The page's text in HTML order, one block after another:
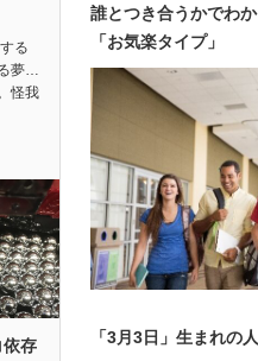
る
夢…
怪我
依存
誰とつき合うかでわ
「お気楽タイプ」
「3月3日」生まれの